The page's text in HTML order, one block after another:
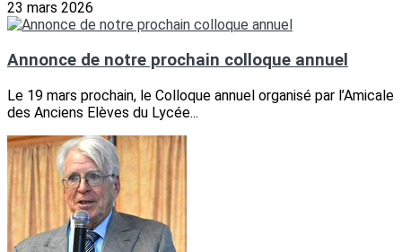
23 mars 2026
Annonce de notre prochain colloque annuel
Le 19 mars prochain, le Colloque annuel organisé par l’Amicale
des Anciens Elèves du Lycée...